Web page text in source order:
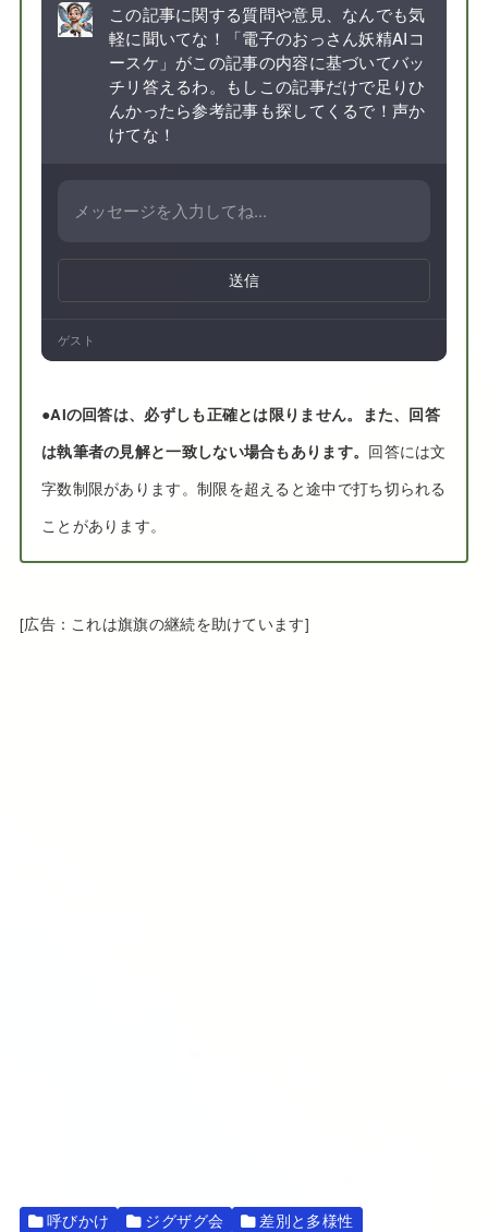
この記事に関する質問や意見、なんでも気
軽に聞いてな！「電子のおっさん妖精AIコ
ースケ」がこの記事の内容に基づいてバッ
チリ答えるわ。もしこの記事だけで足りひ
んかったら参考記事も探してくるで！声か
けてな！
送信
ゲスト
●AIの回答は、必ずしも正確とは限りません。また、回答
は執筆者の見解と一致しない場合もあります。 回答には文
字数制限があります。制限を超えると途中で打ち切られる
ことがあります。
[広告：これは旗旗の継続を助けています]
呼びかけ ジグザグ会
差別と多様性